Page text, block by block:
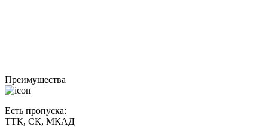
Преимущества
Есть пропуска:
ТТК, СК, МКАД